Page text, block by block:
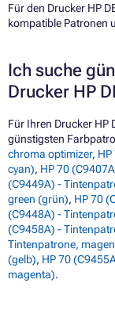
Für den Drucker HP
kompatible Patronen
Ich suche
Drucker HP
Für Ihren Drucker HP
günstigsten
chroma optimizer,
cyan), HP 70
(C9449A) -
green (grün), HP 70
(C9448A) -
(C9458A) -
Tintenpatrone,
(gelb), HP 70
magenta).